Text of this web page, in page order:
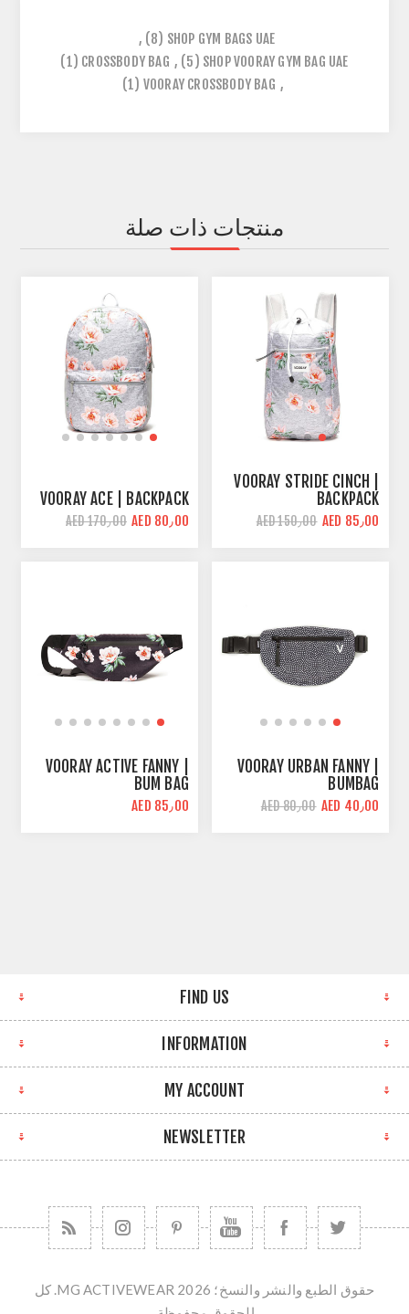
SHOP GYM BAGS UAE
(8)
,
SHOP VOORAY GYM BAG UAE
(5)
,
CROSSBODY BAG
(1)
,
VOORAY CROSSBODY BAG
(1)
منتجات ذات صلة
VOORAY STRIDE CINCH |
BACKPACK
AED 85٫00 AED 150٫00
VOORAY ACE | BACKPACK
AED 80٫00 AED 170٫00
VOORAY URBAN FANNY |
BUMBAG
AED 40٫00 AED 80٫00
VOORAY ACTIVE FANNY |
BUM BAG
AED 85٫00
FIND US
INFORMATION
MY ACCOUNT
NEWSLETTER
حقوق الطبع والنشر والنسخ؛ 2026 MG ACTIVEWEAR. كل